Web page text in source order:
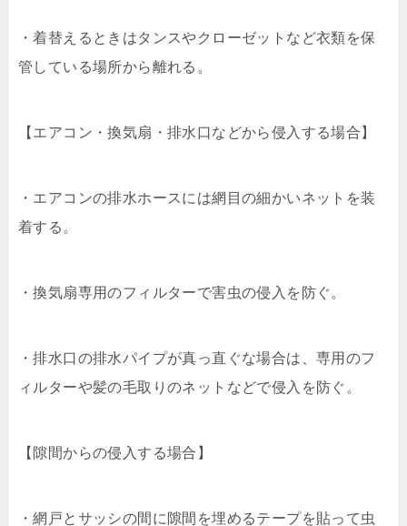
・着替えるときはタンスやクローゼットなど衣類を保
管している場所から離れる。
【エアコン・換気扇・排水口などから侵入する場合】
・エアコンの排水ホースには網目の細かいネットを装
着する。
・換気扇専用のフィルターで害虫の侵入を防ぐ。
・排水口の排水パイプが真っ直ぐな場合は、専用のフ
ィルターや髪の毛取りのネットなどで侵入を防ぐ。
【隙間からの侵入する場合】
・網戸とサッシの間に隙間を埋めるテープを貼って虫